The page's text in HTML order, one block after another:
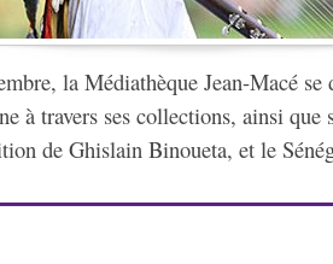
la Médiathèque Jean-Macé
à travers ses collections, ainsi que
de Ghislain Binoueta, et le